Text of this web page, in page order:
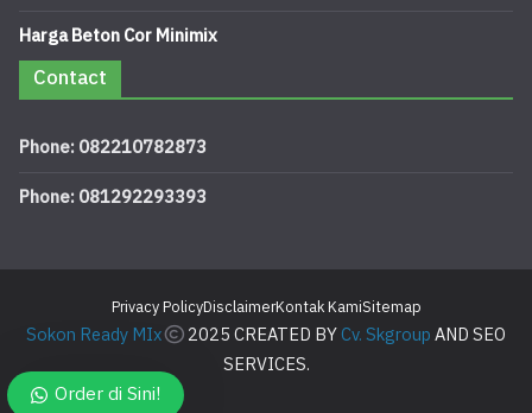
Harga Beton Cor Minimix
Contact
Phone: 082210782873
Phone: 081292293393
Privacy PolicyDisclaimerKontak KamiSitemap
Sokon Ready MIx 2025 CREATED BYCv. SkgroupAND SEO
SERVICES.
Order di Sini!